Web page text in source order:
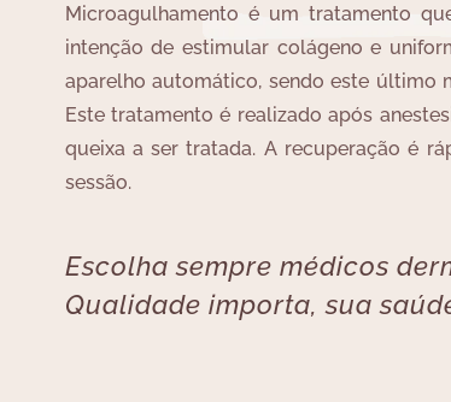
Microagulhamento é um tratamento
intenção de estimular colágeno e
aparelho automático, sendo este último
Este tratamento é realizado após
queixa a ser tratada. A recuperação é
sessão.
Escolha sempre médicos
Qualidade importa, sua